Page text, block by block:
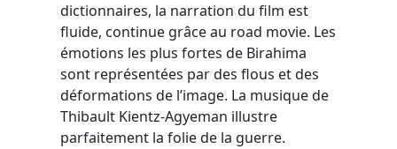
dictionnaires, la narration du film est
fluide, continue grâce au road movie. Les
émotions les plus fortes de Birahima
sont représentées par des flous et des
déformations de l’image. La musique de
Thibault Kientz-Agyeman illustre
parfaitement la folie de la guerre.